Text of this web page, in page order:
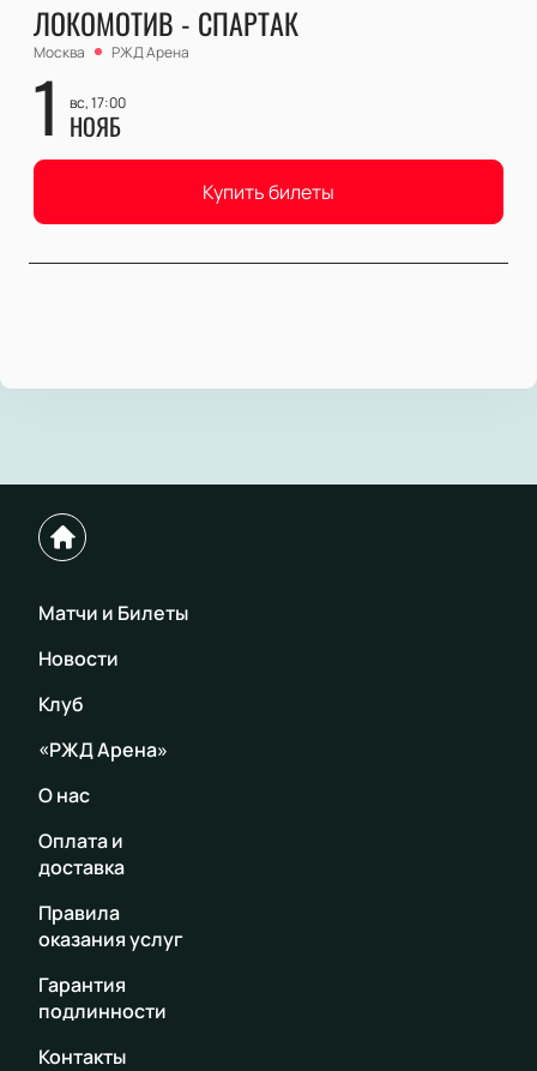
ЛОКОМОТИВ - СПАРТАК
Москва РЖД Арена
1 вс, 17:00
НОЯБ
Купить билеты
Матчи и Билеты
Новости
Клуб
«РЖД Арена»
О нас
Оплата и
доставка
Правила
оказания услуг
Гарантия
подлинности
Контакты